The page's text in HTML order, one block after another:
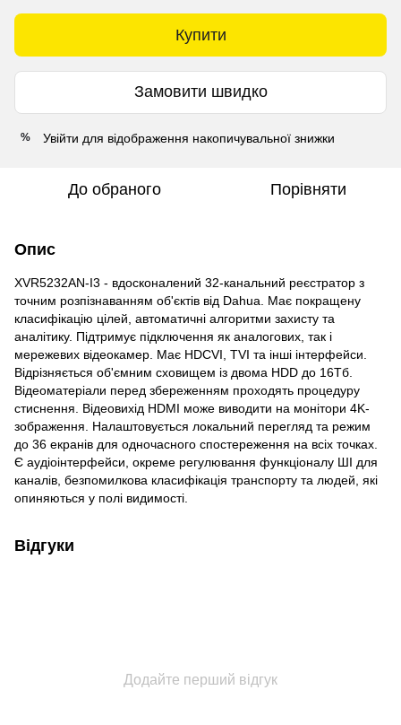
Купити
Замовити швидко
% Увійти для відображення накопичувальної знижки
До обраного Порівняти
Опис
XVR5232AN-I3 - вдосконалений 32-канальний реєстратор з
точним розпізнаванням об'єктів від Dahua. Має покращену
класифікацію цілей, автоматичні алгоритми захисту та
аналітику. Підтримує підключення як аналогових, так і
мережевих відеокамер. Має HDCVI, TVI та інші інтерфейси.
Відрізняється об'ємним сховищем із двома HDD до 16Тб.
Відеоматеріали перед збереженням проходять процедуру
стиснення. Відеовихід HDMI може виводити на монітори 4K-
зображення. Налаштовується локальний перегляд та режим
до 36 екранів для одночасного спостереження на всіх точках.
Є аудіоінтерфейси, окреме регулювання функціоналу ШІ для
каналів, безпомилкова класифікація транспорту та людей, які
опиняються у полі видимості.
Відгуки
Додайте перший відгук